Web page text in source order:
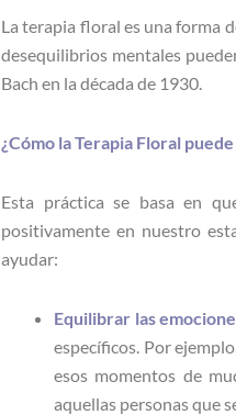
La terapia floral es una forma
desequilibrios mentales
Bach en la década de 1930.
¿Cómo la Terapia Floral
Esta práctica se basa en
positivamente en nuestro
ayudar:
Equilibrar las
específicos. Por
esos momentos de
aquellas personas que